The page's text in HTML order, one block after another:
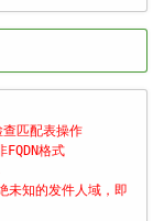
查匹配表操作
FQDN格式
未知的发件人域，即